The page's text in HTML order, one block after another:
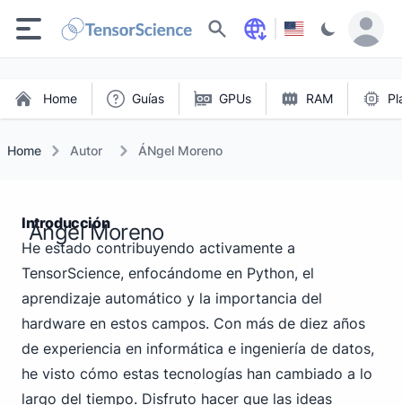
Buscar
Home Guías GPUs RAM
Home Autor ÁNgel Moreno
Introducción
Ángel Moreno
He estado contribuyendo activamente a
TensorScience, enfocándome en Python, el
aprendizaje automático y la importancia del
hardware en estos campos. Con más de diez años
de experiencia en informática e ingeniería de datos,
he visto cómo estas tecnologías han cambiado a lo
largo del tiempo. Disfruto hacer que las ideas